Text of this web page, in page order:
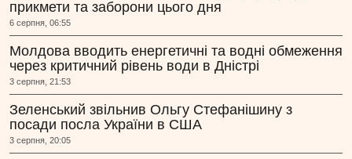
прикмети та заборони цього дня
6 серпня, 06:55
Молдова вводить енергетичні та водні обмеження
через критичний рівень води в Дністрі
3 серпня, 21:53
Зеленський звільнив Ольгу Стефанішину з
посади посла України в США
3 серпня, 20:05